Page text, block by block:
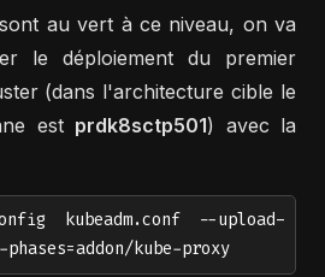
au vert à ce niveau, on va
le déploiement du premier
(dans l'architecture cible le
est prdk8sctp501) avec la
kubeadm.conf --upload-
kube-proxy